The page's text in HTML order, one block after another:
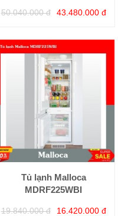
50.040.000 đ 43.480.000 đ
Tủ lạnh Malloca
MDRF225WBI
19.840.000 đ 16.420.000 đ